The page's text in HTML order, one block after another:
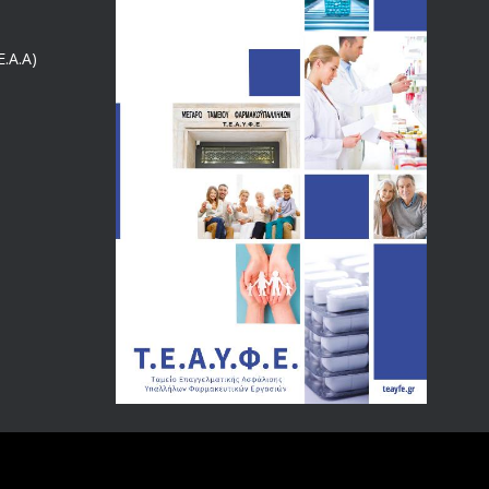
4127
18/12/2019
4023
Αναπηρικές συντάξεις: Έρχεται νέα απόφαση από το
υπουργείο Εργασίας -Τι είπε η Δ. Μιχαηλίδου για τις
3768